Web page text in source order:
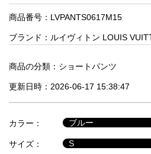
人
気
商
セ
ル
品
商品番号：LVPANTS0617M15
ブランド： ルイヴィトン LOUIS
商品の分類： ショートパンツ
更新日時：2026-06-17 15:38:47
カラー：
サイズ：